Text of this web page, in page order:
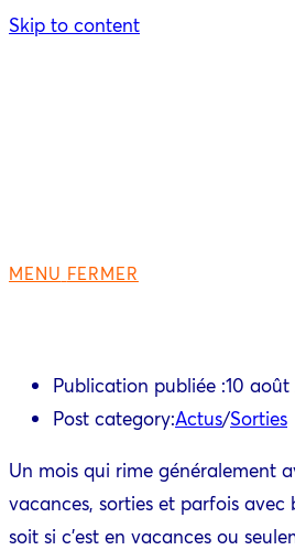
Skip to content
MENU FERMER
Publication publiée :10 août
Post category:Actus/Sorties
Un mois qui rime généralement
vacances, sorties et parfois
soit si c’est en vacances ou